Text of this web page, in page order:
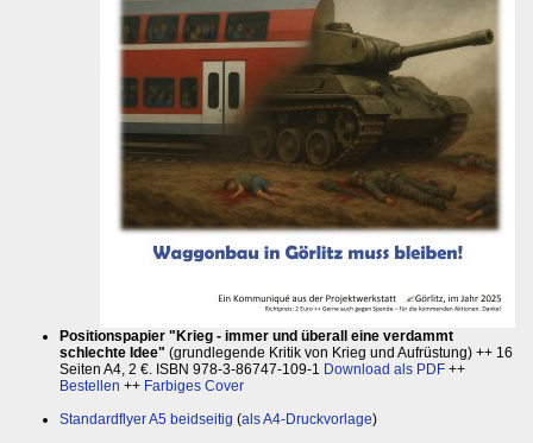
Positionspapier "Krieg - immer und überall eine verdammt
schlechte Idee" (grundlegende Kritik von Krieg und Aufrüstung) ++ 16
Seiten A4, 2 €. ISBN 978-3-86747-109-1 Download als PDF ++
Bestellen ++ Farbiges Cover
Standardflyer A5 beidseitig (als A4-Druckvorlage)